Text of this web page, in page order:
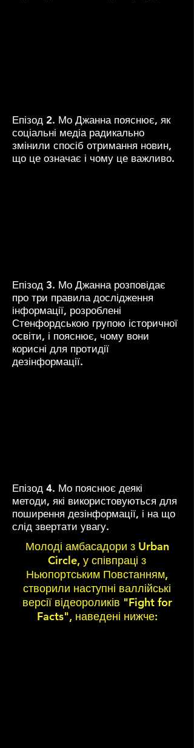
Епізод 2. Мо Джанна пояснює, як
соціальні медіа радикально
змінили спосіб отримання новин,
що це означає і чому це важливо.
Епізод 3. Мо Джанна розповідає
про три правила дослідження
інформації, розроблені
Стенфордською групою історичної
освіти, і пояснює, чому вони
корисні для протидії
дезінформації.
Епізод 4. Мо пояснює деякі
методи, які використовуються для
поширення дезінформації, і на що
слід звертати увагу.
Молоді амбасадори з Urban
Circle, у співпраці з
Ньюпортським Повстанням,
створили наступні валлійські
версії відеороликів "Fight for
Facts", наведені нижче: